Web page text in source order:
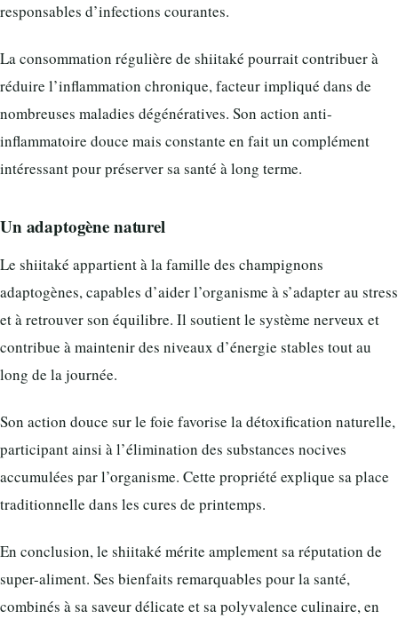
responsables d’infections courantes.
La consommation régulière de shiitaké pourrait contribuer à
réduire l’inflammation chronique, facteur impliqué dans de
nombreuses maladies dégénératives. Son action anti-
inflammatoire douce mais constante en fait un complément
intéressant pour préserver sa santé à long terme.
Un adaptogène naturel
Le shiitaké appartient à la famille des champignons
adaptogènes, capables d’aider l’organisme à s’adapter au stress
et à retrouver son équilibre. Il soutient le système nerveux et
contribue à maintenir des niveaux d’énergie stables tout au
long de la journée.
Son action douce sur le foie favorise la détoxification naturelle,
participant ainsi à l’élimination des substances nocives
accumulées par l’organisme. Cette propriété explique sa place
traditionnelle dans les cures de printemps.
En conclusion, le shiitaké mérite amplement sa réputation de
super-aliment. Ses bienfaits remarquables pour la santé,
combinés à sa saveur délicate et sa polyvalence culinaire, en